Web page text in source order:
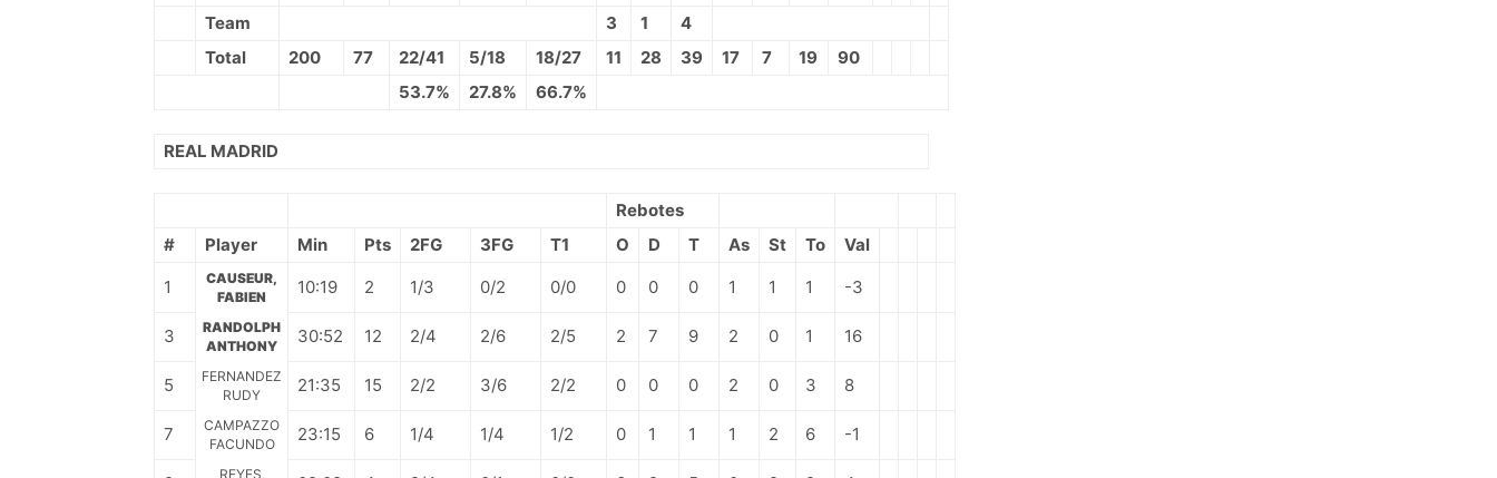
Team
3 1
4
Total
200 77 22/41 5/18 18/27 11 28 39 17 7 19
90
53.7%
27.8% 66.7%
REAL MADRID
Rebotes
#
Player Min Pts 2FG 3FG T1 O D T As St To
Val
1
CAUSEUR,
FABIEN
10:19 2 1/3 0/2 0/0 0 0 0 1 1 1 -3
3
RANDOLPH
ANTHONY
30:52 12 2/4 2/6 2/5 2 7 9 2 0 1 16
5
FERNANDEZ
RUDY
21:35 15 2/2 3/6 2/2 0 0 0 2 0 3 8
7
CAMPAZZO
FACUNDO
23:15 6 1/4 1/4 1/2 0 1 1 1 2 6 -1
REYES,